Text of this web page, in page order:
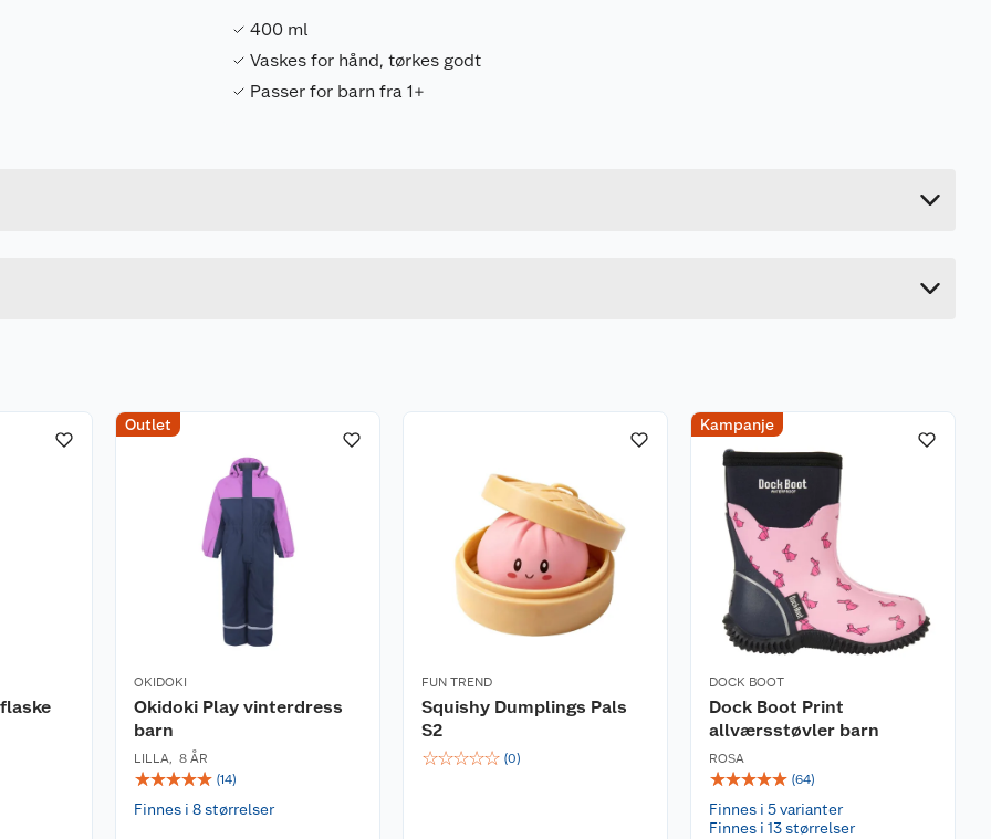
400 ml
Vaskes for hånd, tørkes godt
Passer for barn fra 1+
Outlet
OKIDOKI
Okidoki Play vinterdress
barn
LILLA, 8 ÅR
☆☆☆☆☆ (14)
Finnes i 8 størrelser
FUN TREND
Squishy Dumplings Pals
S2
☆☆☆☆☆ (0)
Kampanje
DOCK BOOT
Dock Boot Print
allværsstøvler barn
ROSA
☆☆☆☆☆ (64)
Finnes i 5 varianter
Finnes i 13 størrelser